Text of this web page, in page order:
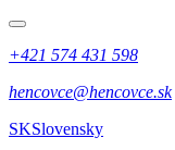
+421 574 431 598
hencovce@hencovce.sk
SKSlovensky